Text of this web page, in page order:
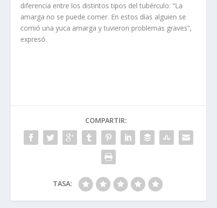
diferencia entre los distintos tipos del tubérculo: “La
amarga no se puede comer. En estos días alguien se
comió una yuca amarga y tuvieron problemas graves”,
expresó.
COMPARTIR:
TASA: